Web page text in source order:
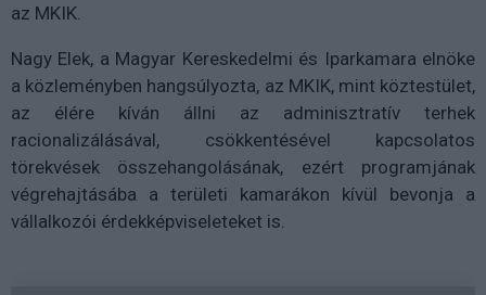
az MKIK.
Nagy Elek, a Magyar Kereskedelmi és Iparkamara elnöke
a közleményben hangsúlyozta, az MKIK, mint köztestület,
az élére kíván állni az adminisztratív terhek
racionalizálásával, csökkentésével kapcsolatos
törekvések összehangolásának, ezért programjának
végrehajtásába a területi kamarákon kívül bevonja a
vállalkozói érdekképviseleteket is.